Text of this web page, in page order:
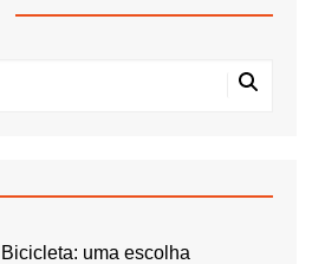
Bicicleta: uma escolha